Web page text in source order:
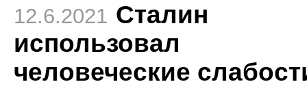
12.6.2021 Сталин
использовал
человеческие